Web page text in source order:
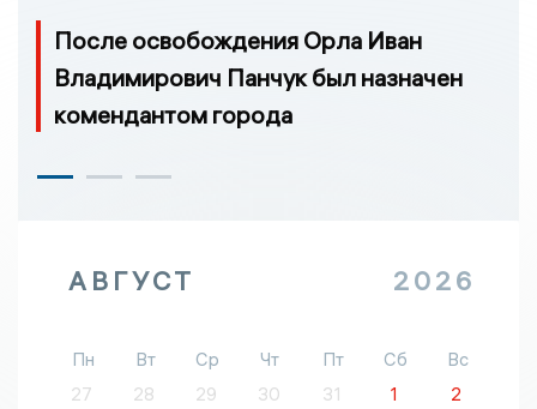
После освобождения Орла Иван
Владимирович Панчук был назначен
комендантом города
АВГУСТ 2026
Пн Вт Ср Чт Пт Сб
Вс
27
28 29 30 31 1
2